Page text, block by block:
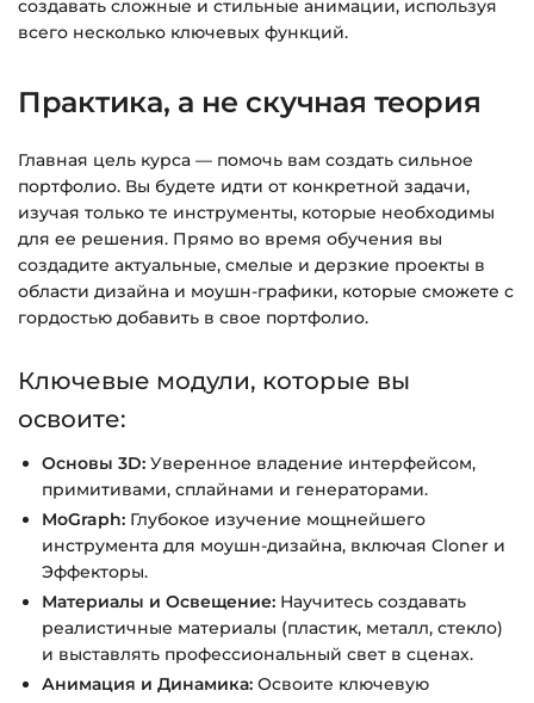
времени.
справке >>>
Вопросы?Пишите наinfo@siluette.com.uaили в
чат на сайте.
создавать сложные и стильные анимации, используя
всего несколько ключевых функций.
Практика, а не скучная теория
Главная цель курса — помочь вам создать сильное
портфолио. Вы будете идти от конкретной задачи,
изучая только те инструменты, которые необходимы
для ее решения. Прямо во время обучения вы
создадите актуальные, смелые и дерзкие проекты в
области дизайна и моушн-графики, которые сможете с
гордостью добавить в свое портфолио.
Ключевые модули, которые вы
освоите:
Основы 3D: Уверенное владение интерфейсом,
примитивами, сплайнами и генераторами.
MoGraph: Глубокое изучение мощнейшего
инструмента для моушн-дизайна, включая Cloner и
Эффекторы.
Материалы и Освещение: Научитесь создавать
реалистичные материалы (пластик, металл, стекло)
и выставлять профессиональный свет в сценах.
Анимация и Динамика: Освоите ключевую